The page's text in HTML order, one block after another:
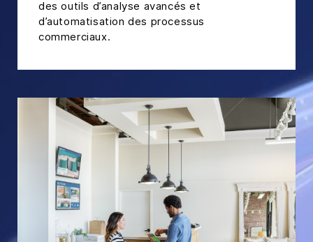
des outils d’analyse avancés et
d’automatisation des processus
commerciaux.